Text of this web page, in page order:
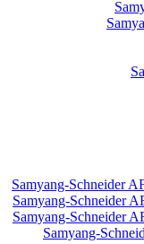
Samyang-Schneider
Samyang-Schneider
Samyang-Schneider
Samyang-